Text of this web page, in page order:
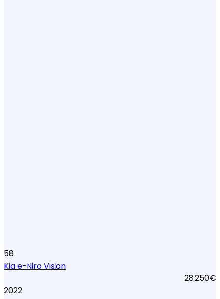
58
Kia e-Niro Vision
28.250€
2022